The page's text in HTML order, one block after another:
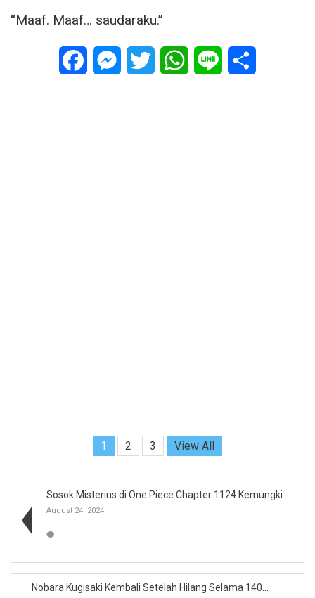
“Maaf. Maaf… saudaraku.”
FacebookMessenger
Twitter WhatsApp
Line
1 2 3 View All
Sosok Misterius di One Piece Chapter 1124 Kemungki...
August 24, 2024
Nobara Kugisaki Kembali Setelah Hilang Selama 140 ...